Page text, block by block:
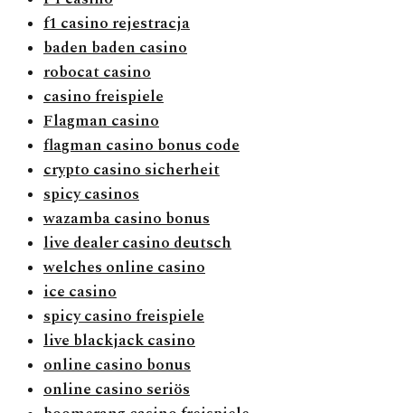
f1 casino rejestracja
baden baden casino
robocat casino
casino freispiele
Flagman casino
flagman casino bonus code
crypto casino sicherheit
spicy casinos
wazamba casino bonus
live dealer casino deutsch
welches online casino
ice casino
spicy casino freispiele
live blackjack casino
online casino bonus
online casino seriös